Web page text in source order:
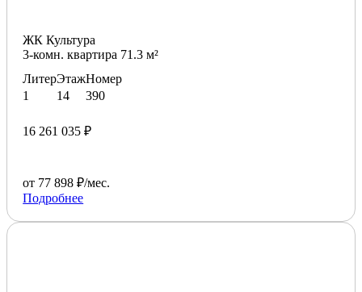
ЖК Культура
3-комн. квартира 71.3 м²
Литер
1
Этаж
14
Номер
390
16 261 035 ₽
от 77 898 ₽/мес.
Подробнее